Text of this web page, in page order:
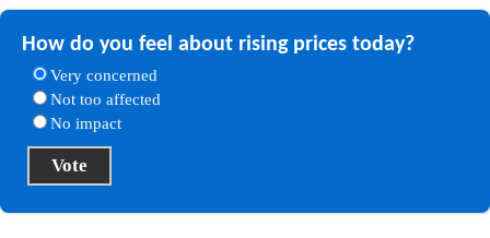
How do you feel about rising prices today?
Very concerned
Not too affected
No impact